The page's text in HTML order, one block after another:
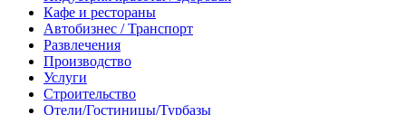
Кафе и рестораны
Автобизнес / Транспорт
Развлечения
Производство
Услуги
Строительство
Отели/Гостиницы/Турбазы